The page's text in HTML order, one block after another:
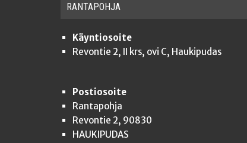
RAN­TA­POH­JA
Käyntiosoite
Revontie 2, II krs, ovi C, Haukipudas
Postiosoite
Rantapohja
Revontie 2, 90830
HAUKIPUDAS